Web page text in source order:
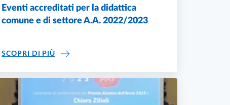
Eventi accreditati per la didattica
comune e di settore A.A. 2022/2023
SCOPRI DI PIÙ EVENTI ACCREDITATI PER LA DIDATTICA